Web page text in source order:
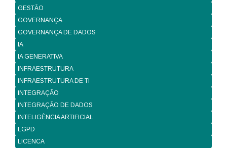
GESTÃO
GOVERNANÇA
GOVERNANÇA DE DADOS
IA
IA GENERATIVA
INFRAESTRUTURA
INFRAESTRUTURA DE TI
INTEGRAÇÃO
INTEGRAÇÃO DE DADOS
INTELIGÊNCIA ARTIFICIAL
LGPD
LICENCA